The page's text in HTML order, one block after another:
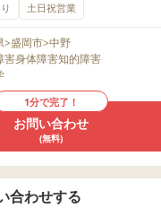
土日祝営業
>盛岡市>中野
害身体障害知的障害
1分で完了！
お問い合わせ
(無料)
合わせする